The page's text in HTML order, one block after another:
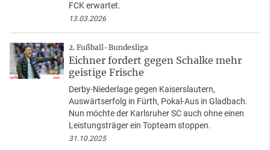
FCK erwartet.
13.03.2026
2. Fußball-Bundesliga
Eichner fordert gegen Schalke mehr
geistige Frische
Derby-Niederlage gegen Kaiserslautern,
Auswärtserfolg in Fürth, Pokal-Aus in Gladbach.
Nun möchte der Karlsruher SC auch ohne einen
Leistungsträger ein Topteam stoppen.
31.10.2025